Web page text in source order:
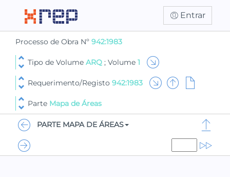
Entrar
Processo de Obra Nº 942:1983
Tipo de Volume ARQ ; Volume 1
Requerimento/Registo 942:1983
Parte Mapa de Áreas
PARTE MAPA DE ÁREAS